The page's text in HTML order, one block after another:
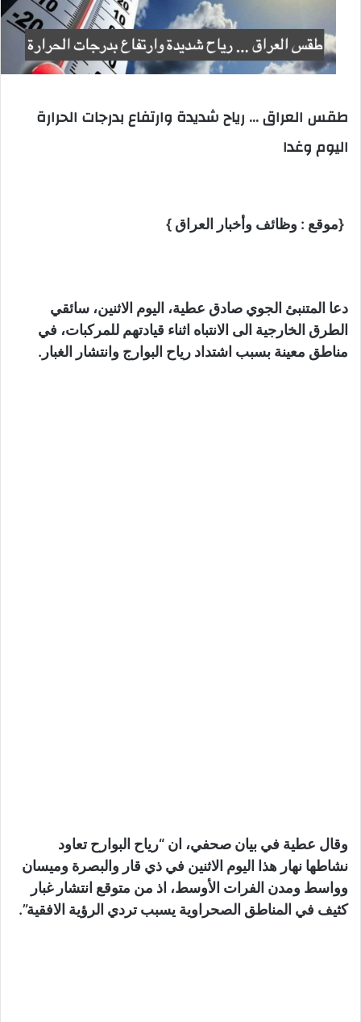
طقس العراق … رياح شديدة وارتفاع بدرجات الحرارة
اليوم وغدا
{موقع : وظائف وأخبار العراق }
دعا المتنبئ الجوي صادق عطية، اليوم الاثنين، سائقي
الطرق الخارجية الى الانتباه اثناء قيادتهم للمركبات، في
مناطق معينة بسبب اشتداد رياح البوارج وانتشار الغبار.
وقال عطية في بيان صحفي، ان “رياح البوارح تعاود
نشاطها نهار هذا اليوم الاثنين في ذي قار والبصرة وميسان
وواسط ومدن الفرات الأوسط، اذ من متوقع انتشار غبار
كثيف في المناطق الصحراوية يسبب تردي الرؤية الافقية”.